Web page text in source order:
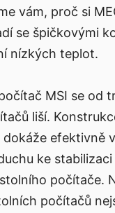
vám, proč si
se špičkovými
nízkých teplot.
MSI se od
liší.
dokáže efektivně
ke
počítače.
počítačů